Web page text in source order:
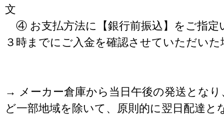
文
④ お支払方法に【銀行前振込】をご指定
３時までにご入金を確認させていただいた
→ メーカー倉庫から当日午後の発送となり
ど一部地域を除いて、原則的に翌日配達と